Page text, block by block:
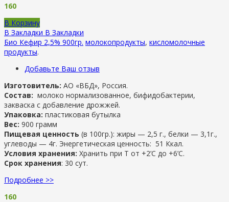
160
В Корзину
В Закладки В Закладки
Био Кефир 2,5% 900гр. молокопродукты, кисломолочные
продукты.
Добавьте Ваш отзыв
Изготовитель: АО «ВБД», Россия.
Состав: молоко нормализованное, бифидобактерии,
закваска с добавление дрожжей.
Упаковка: пластиковая бутылка
Вес: 900 грамм
Пищевая ценность (в 100гр.): жиры — 2,5 г., белки — 3,1г.,
углеводы — 4г. Энергетическая ценность: 51 Ккал.
Условия хранения: Хранить при Т от +2’С до +6’C.
Срок хранения: 30 сут.
Подробнее >>
160